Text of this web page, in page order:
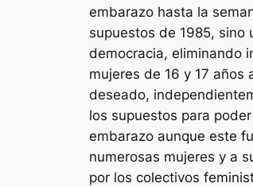
embarazo hasta la
supuestos de 1985,
democracia, eliminando
mujeres de 16 y 17
deseado,
los supuestos para
embarazo aunque este
numerosas mujeres y a
por los colectivos